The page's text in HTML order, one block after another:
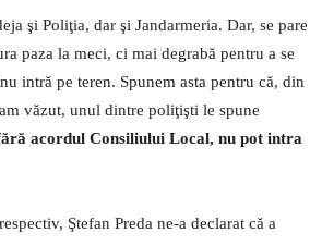
şi Poliţia, dar şi Jandarmeria. Dar, se pare
paza la meci, ci mai degrabă pentru a se
intră pe teren. Spunem asta pentru că, din
văzut, unul dintre poliţişti le spune
acordul Consiliului Local, nu pot intra
Ştefan Preda ne-a declarat că a